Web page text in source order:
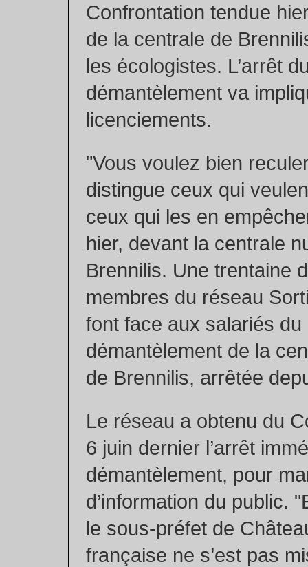
Confrontation tendue
de la centrale de
les écologistes. L’arrêt
démantèlement va
licenciements.
"Vous voulez bien
distingue ceux qui
ceux qui les en
hier, devant la centrale
Brennilis. Une trentaine
membres du réseau
font face aux salariés
démantèlement de la
de Brennilis, arrêtée
Le réseau a obtenu du
6 juin dernier l’arrêt
démantèlement, pour
d’information du public.
le sous-préfet de
française ne s’est pas